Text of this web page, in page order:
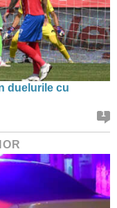
duelurile cu
1